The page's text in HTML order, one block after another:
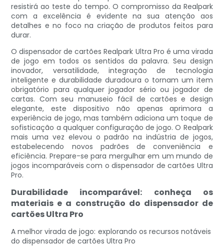
resistirá ao teste do tempo. O compromisso da Realpark
com a excelência é evidente na sua atenção aos
detalhes e no foco na criação de produtos feitos para
durar.
O dispensador de cartões Realpark Ultra Pro é uma virada
de jogo em todos os sentidos da palavra. Seu design
inovador, versatilidade, integração de tecnologia
inteligente e durabilidade duradoura o tornam um item
obrigatório para qualquer jogador sério ou jogador de
cartas. Com seu manuseio fácil de cartões e design
elegante, este dispositivo não apenas aprimora a
experiência de jogo, mas também adiciona um toque de
sofisticação a qualquer configuração de jogo. O Realpark
mais uma vez elevou o padrão na indústria de jogos,
estabelecendo novos padrões de conveniência e
eficiência. Prepare-se para mergulhar em um mundo de
jogos incomparáveis ​​com o dispensador de cartões Ultra
Pro.
Durabilidade incomparável: conheça os
materiais e a construção do dispensador de
cartões Ultra Pro
A melhor virada de jogo: explorando os recursos notáveis ​​
do dispensador de cartões Ultra Pro